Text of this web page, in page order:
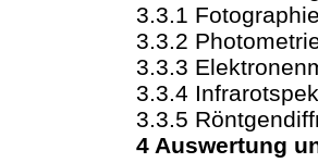
3.3.1
3.3.2
3.3.3
3.3.4
3.3.5
4 Auswertung